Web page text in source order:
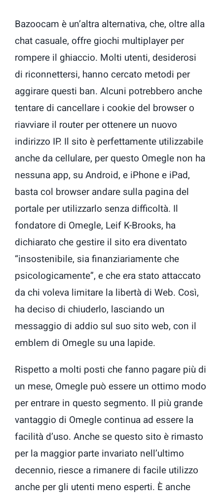
Bazoocam è un’altra alternativa, che, oltre alla
chat casuale, offre giochi multiplayer per
rompere il ghiaccio. Molti utenti, desiderosi
di riconnettersi, hanno cercato metodi per
aggirare questi ban. Alcuni potrebbero anche
tentare di cancellare i cookie del browser o
riavviare il router per ottenere un nuovo
indirizzo IP. Il sito è perfettamente utilizzabile
anche da cellulare, per questo Omegle non ha
nessuna app, su Android, e iPhone e iPad,
basta col browser andare sulla pagina del
portale per utilizzarlo senza difficoltà. Il
fondatore di Omegle, Leif K-Brooks, ha
dichiarato che gestire il sito era diventato
“insostenibile, sia finanziariamente che
psicologicamente”, e che era stato attaccato
da chi voleva limitare la libertà di Web. Così,
ha deciso di chiuderlo, lasciando un
messaggio di addio sul suo sito web, con il
emblem di Omegle su una lapide.
Rispetto a molti posti che fanno pagare più di
un mese, Omegle può essere un ottimo modo
per entrare in questo segmento. Il più grande
vantaggio di Omegle continua ad essere la
facilità d’uso. Anche se questo sito è rimasto
per la maggior parte invariato nell’ultimo
decennio, riesce a rimanere di facile utilizzo
anche per gli utenti meno esperti. È anche